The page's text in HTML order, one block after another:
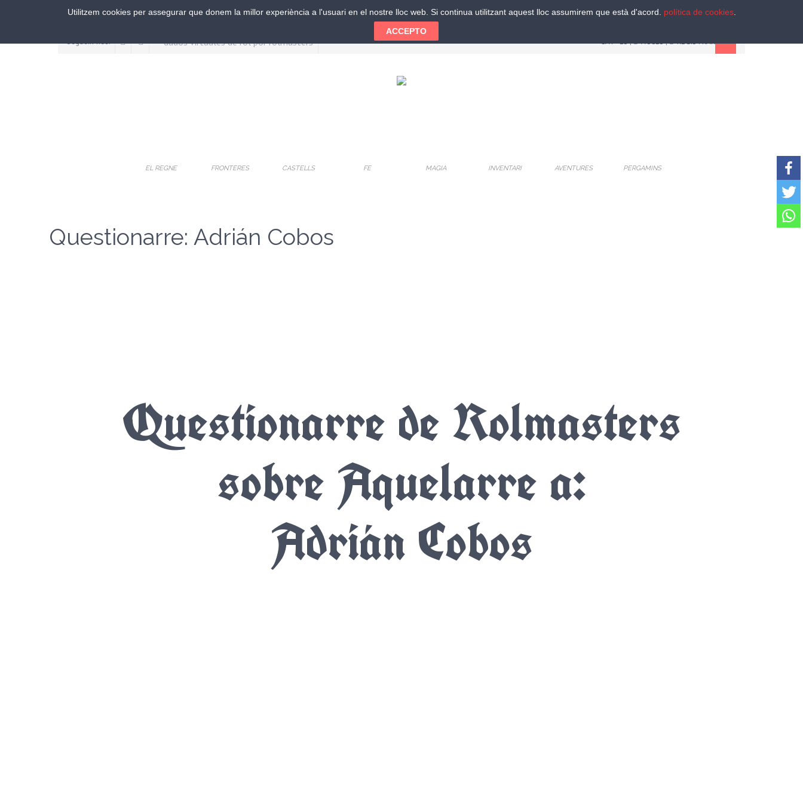
Segueix-nos: CAT-ES| ACCES| REGISTRAR
EL REGNE FRONTERES CASTELLS FE MAGIA INVENTARI AVENTURES PERGAMINS
Questionarre: Adrián Cobos
Questionarre de Rolmasters
sobre Aquelarre a:
Adrián Cobos
Utilitzem cookies per assegurar que donem la millor experiència a l'usuari en el nostre lloc web. Si continua utilitzant aquest lloc assumirem que està d'acord. política de cookies.
ACCEPTO